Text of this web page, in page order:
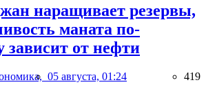
наращивает резервы,
маната по-
зависит от нефти
05 августа, 01:24 419